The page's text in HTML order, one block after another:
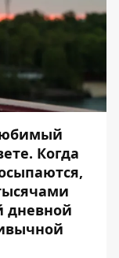
Когда
дневной